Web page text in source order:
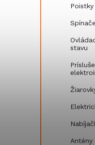
stavu
Antény